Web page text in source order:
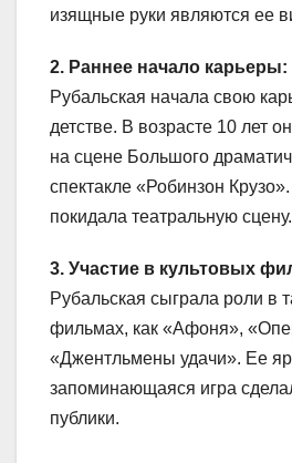
изящные руки являются ее
2. Раннее начало карьеры:
Рубальская начала свою
детстве. В возрасте 10 лет
на сцене Большого
спектакле «Робинзон
покидала театральную сцену.
3. Участие в культовых
Рубальская сыграла роли в
фильмах, как «Афоня»,
«Джентльмены удачи». Ее
запоминающаяся игра
публики.